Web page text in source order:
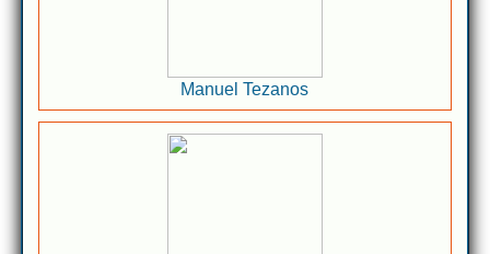
Manuel Tezanos